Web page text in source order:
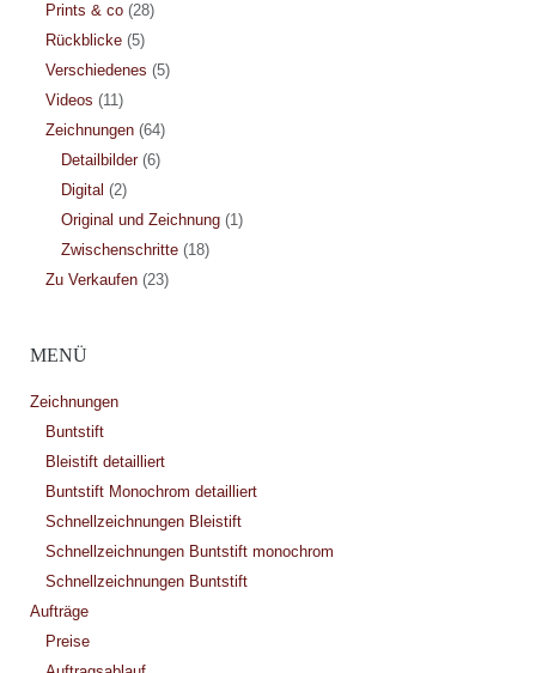
Prints & co(28)
Rückblicke(5)
Verschiedenes (5)
Videos (11)
Zeichnungen(64)
Detailbilder(6)
Digital (2)
Original und Zeichnung(1)
Zwischenschritte(18)
Zu Verkaufen(23)
MENÜ
Zeichnungen
Buntstift
Bleistift detailliert
Buntstift Monochrom detailliert
Schnellzeichnungen Bleistift
Schnellzeichnungen Buntstift monochrom
Schnellzeichnungen Buntstift
Aufträge
Preise